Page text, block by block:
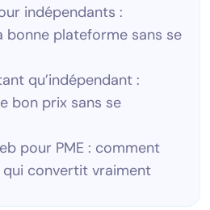
indépendants :
bonne plateforme sans se
qu’indépendant :
bon prix sans se
pour PME : comment
convertit vraiment